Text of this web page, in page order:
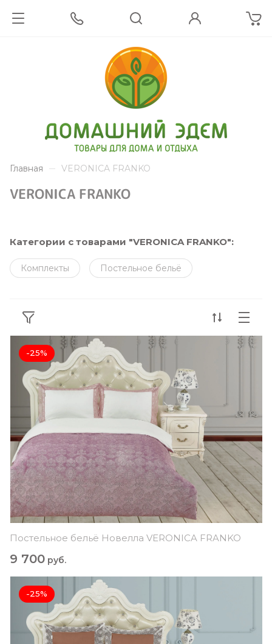
Главная VERONICA FRANKO
VERONICA FRANKO
Категории с товарами "VERONICA FRANKO":
Комплекты Постельное бельё
-25%
Постельное бельё Новелла VERONICA FRANKO
9 700 руб.
-25%